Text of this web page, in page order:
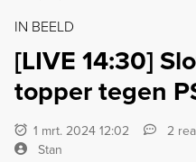
IN BEELD
[LIVE 14:30]
topper tegen
1 mrt. 2024 12:02
2
Stan